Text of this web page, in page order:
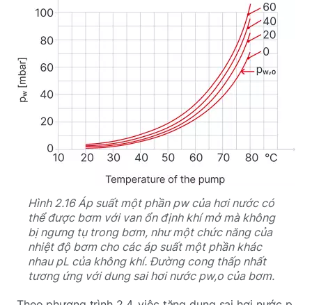
Hình 2.16 Áp suất một phần pw của hơi nước có
thể được bơm với van ổn định khí mở mà không
bị ngưng tụ trong bơm, như một chức năng của
nhiệt độ bơm cho các áp suất một phần khác
nhau pL của không khí. Đường cong thấp nhất
tương ứng với dung sai hơi nước pw,o của bơm.